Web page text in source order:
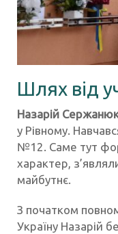
Шлях від
Назарій
у Рівному.
№12. Саме тут
характер,
майбутнє.
З початком
Україну Назарій